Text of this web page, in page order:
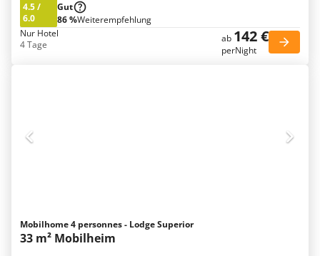
4.5/
6.0
Gut
86 %Weiterempfehlung
Nur Hotel
4 Tage
ab 142 €
perNight
Mobilhome 4 personnes - Lodge Superior
33 m² Mobilheim